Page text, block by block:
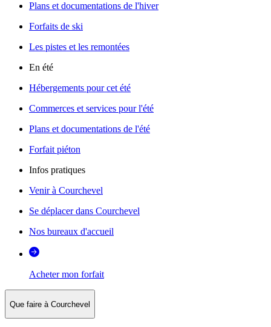
Plans et documentations de l'hiver
Forfaits de ski
Les pistes et les remontées
En été
Hébergements pour cet été
Commerces et services pour l'été
Plans et documentations de l'été
Forfait piéton
Infos pratiques
Venir à Courchevel
Se déplacer dans Courchevel
Nos bureaux d'accueil
Acheter mon forfait
Que faire à Courchevel